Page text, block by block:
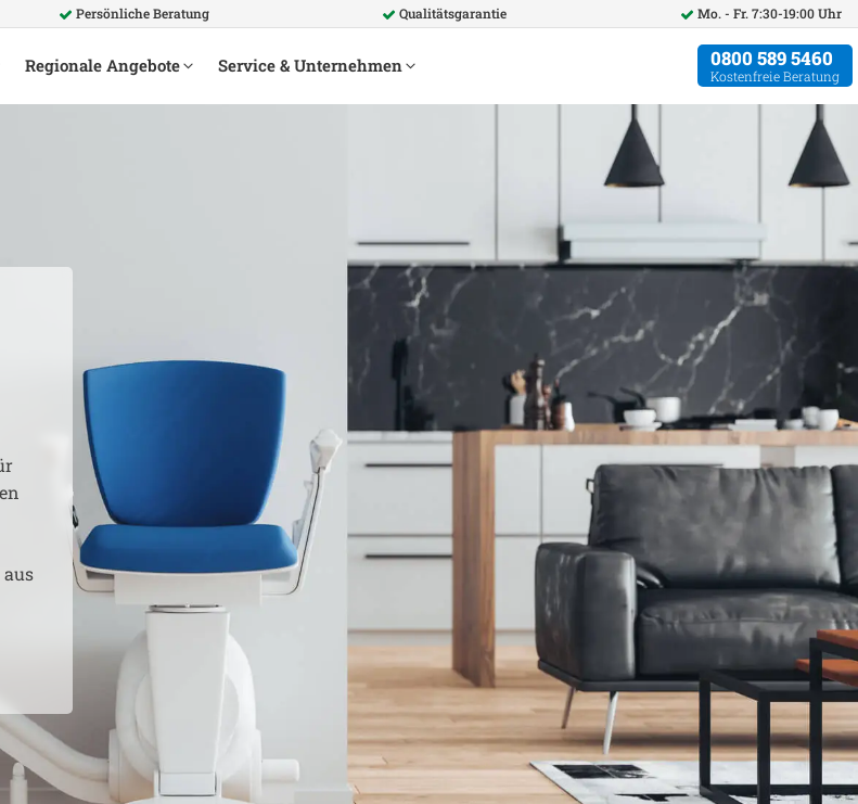
Persönliche Beratung Qualitätsgarantie Mo. - Fr. 7:30-19:00 Uhr
Regionale Angebote Service & Unternehmen 0800 589 5460
Kostenfreie Beratung